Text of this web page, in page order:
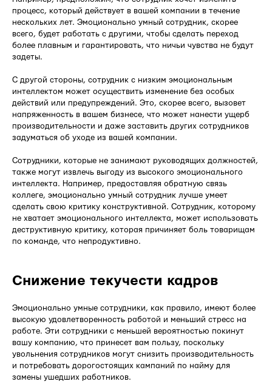
процесс, который действует в вашей компании в течение
нескольких лет. Эмоционально умный сотрудник, скорее
всего, будет работать с другими, чтобы сделать переход
более плавным и гарантировать, что ничьи чувства не будут
задеты.
С другой стороны, сотрудник с низким эмоциональным
интеллектом может осуществить изменение без особых
действий или предупреждений. Это, скорее всего, вызовет
напряженность в вашем бизнесе, что может нанести ущерб
производительности и даже заставить других сотрудников
задуматься об уходе из вашей компании.
Сотрудники, которые не занимают руководящих должностей,
также могут извлечь выгоду из высокого эмоционального
интеллекта. Например, предоставляя обратную связь
коллеге, эмоционально умный сотрудник лучше умеет
сделать свою критику конструктивной. Сотрудник, которому
не хватает эмоционального интеллекта, может использовать
деструктивную критику, которая причиняет боль товарищам
по команде, что непродуктивно.
Снижение текучести кадров
Эмоционально умные сотрудники, как правило, имеют более
высокую удовлетворенность работой и меньший стресс на
работе. Эти сотрудники с меньшей вероятностью покинут
вашу компанию, что принесет вам пользу, поскольку
увольнения сотрудников могут снизить производительность
и потребовать дорогостоящих кампаний по найму для
замены ушедших работников.